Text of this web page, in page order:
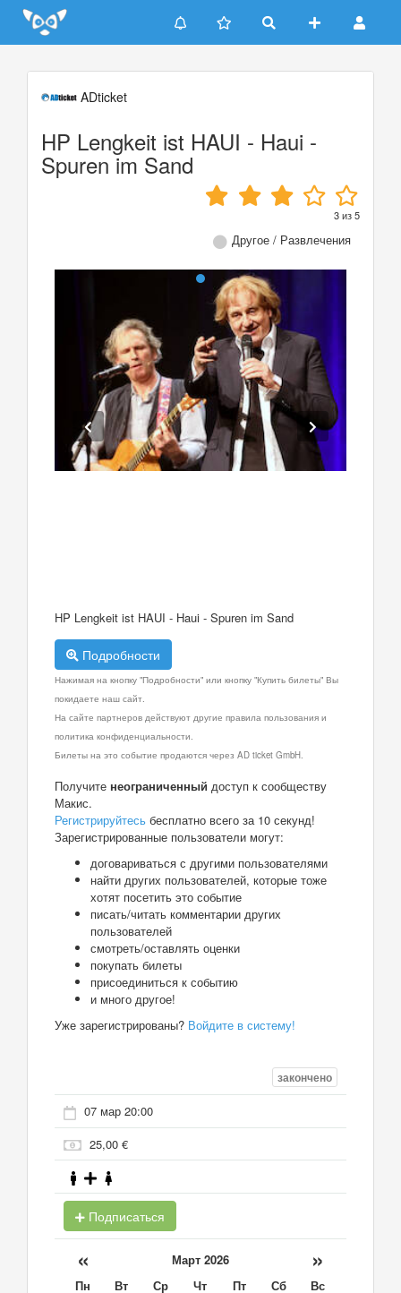
Update cookies preferences
ADticket
HP Lengkeit ist HAUI - Haui -
Spuren im Sand
3из5
Другое / Развлечения
HP Lengkeit ist HAUI - Haui - Spuren im Sand
Подробности
Нажимая на кнопку "Подробности" или кнопку "Купить билеты" Вы
покидаете наш сайт.
На сайте партнеров действуют другие правила пользования и
политика конфиденциальности.
Билеты на это событие продаются через AD ticket GmbH.
Получите неограниченный доступ к сообществу
Макис.
Регистрируйтесь бесплатно всего за 10 секунд!
Зарегистрированные пользователи могут:
договариваться с другими пользователями
найти других пользователей, которые тоже
хотят посетить это событие
писать/читать комментарии других
пользователей
смотреть/оставлять оценки
покупать билеты
присоединиться к событию
и много другое!
Уже зарегистрированы? Войдите в систему!
закончено
07 мар 20:00
25,00 €
Подписаться
« Март 2026 »
Пн Вт Ср Чт Пт Сб
Вс